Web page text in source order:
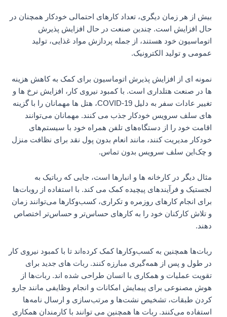
بیش از هر زمان دیگری، تعداد کارهای احتمالی خودکار همچنان در
حال افزایش است. چندین صنعت در حال افزایش پذیرش
اتوماسیون خود هستند، از جمله پردازش مواد غذایی، تولید
عمومی و تولید الکترونیک.
نمونه ای از افزایش پذیرش اتوماسیون برای کمک به کاهش هزینه
ها در صنعت هتلداری است. با کمبود نیروی کار، افزایش نرخ ها و
تغییر عادات سفر به دلیل COVID-19، هتل ها مهمانان را با گزینه
های سلف سرویس خودکار جذب می کنند. مهمانان می‌توانند
اقامت خود را از دستگاه‌های تلفن همراه خود با سیستم‌های
خودکار مدیریت کنند، مانند انعام بدون پول نقد برای نظافت منزل
و چک‌این سلف سرویس بدون تماس.
مثال دیگر در کارخانه ها و انبارها است، جایی که رباتیک به
لجستیک و فرآیندهای پیچیده کمک می کند. با استفاده از روبات‌ها
برای انجام کارهای روزمره و تکراری، کسب‌وکارها می‌توانند زمان
و تلاش کارکنان خود را به کارهای حساس‌تر و حساس‌تر اختصاص
دهند.
ربات‌ها همچنین به کسب‌وکارها کمک کرده‌اند تا با کمبود نیروی کار
در طول و پس از همه‌گیری مبارزه کنند. ربات های جدید برای
تقویت عملیات و همکاری با انسان طراحی شده اند. ربات‌ها از
هوش مصنوعی برای پیمایش امکانات و انجام وظایفی مانند جارو
کردن طبقات، تشخیص نشت‌ها و مرتب‌سازی و ارسال نامه‌ها
استفاده می‌کنند. ربات ها همچنین می توانند با کارمندان همکاری